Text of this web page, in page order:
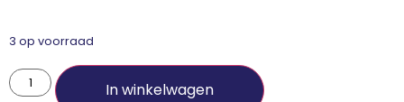
3 op voorraad
In winkelwagen